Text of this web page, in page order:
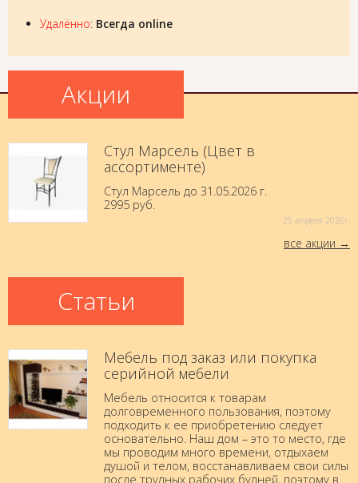
Удалённо: Всегда online
Акции
Стул Марсель (Цвет в
ассортименте)
Стул Марсель до 31.05.2026 г.
2995 руб.
25 aпреля 2026г.
все акции
Статьи
Мебель под заказ или покупка
серийной мебели
Мебель относится к товарам
долговременного пользования, поэтому
подходить к ее приобретению следует
основательно. Наш дом – это то место, где
мы проводим много времени, отдыхаем
душой и телом, восстанавливаем свои силы
после трудных рабочих будней, поэтому в